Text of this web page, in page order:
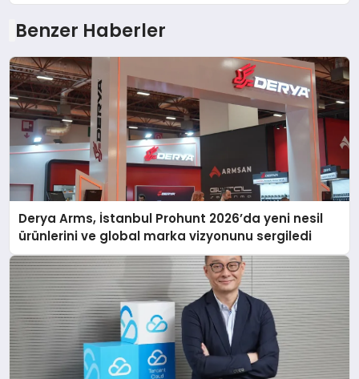
Benzer Haberler
Derya Arms, İstanbul Prohunt 2026’da yeni nesil
ürünlerini ve global marka vizyonunu sergiledi